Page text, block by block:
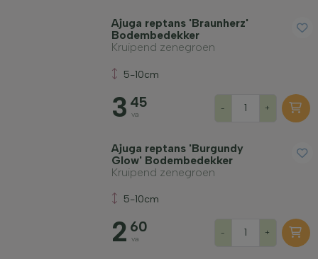
Ajuga reptans 'Braunherz'
Bodembedekker
Kruipend zenegroen
5-10cm
3 45
va
- +
Ajuga reptans 'Burgundy
Glow' Bodembedekker
Kruipend zenegroen
5-10cm
2 60
va
- +